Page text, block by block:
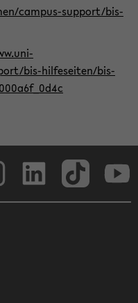
campus-support/bis-
bis-hilfeseiten/bis-